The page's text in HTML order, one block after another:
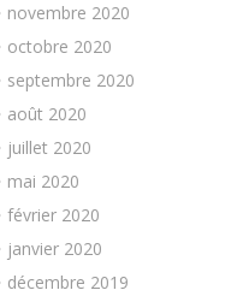
novembre 2020
octobre 2020
septembre 2020
août 2020
juillet 2020
mai 2020
février 2020
janvier 2020
décembre 2019